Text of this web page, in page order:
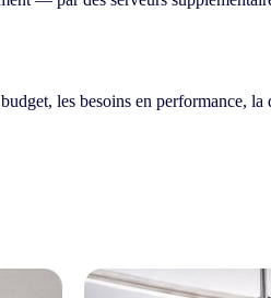
les besoins en performance,